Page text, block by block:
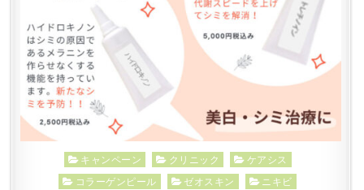
Posted
in
キャンペーン クリニック
ケアシス
コラーゲンピール
ゼオスキン
ニキビ